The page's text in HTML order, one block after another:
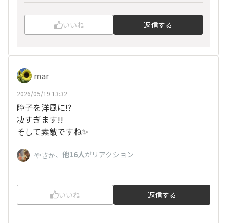
いいね 返信する
mar
2026/05/19 13:32
障子を洋風に⁉️
凄すぎます!!
そして素敵ですね✨️
やさか、 他16人がリアクション
いいね 返信する